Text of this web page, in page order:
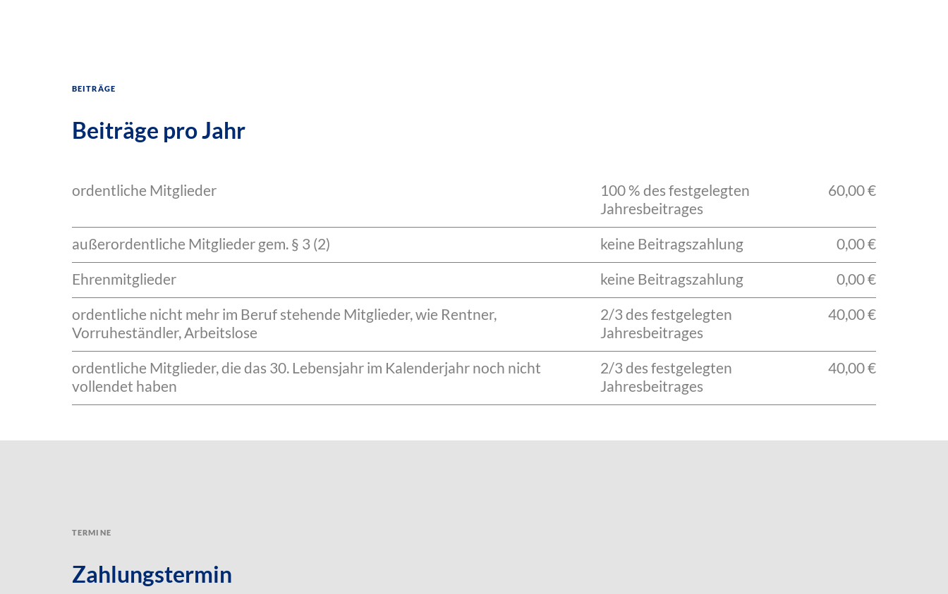
Beiträge
Beiträge pro Jahr
ordentliche Mitglieder
100 % des festgelegten
Jahresbeitrages
60,00 €
außerordentliche Mitglieder gem. § 3 (2) keine Beitragszahlung
0,00 €
Ehrenmitglieder
keine Beitragszahlung
0,00 €
ordentliche nicht mehr im Beruf stehende Mitglieder, wie Rentner,
Vorruheständler, Arbeitslose
2/3 des festgelegten
Jahresbeitrages
40,00 €
ordentliche Mitglieder, die das 30. Lebensjahr im Kalenderjahr noch nicht
vollendet haben
2/3 des festgelegten
Jahresbeitrages
40,00 €
Termine
Zahlungstermin